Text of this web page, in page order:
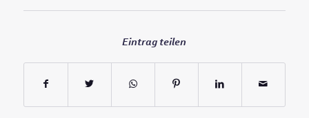
Eintrag teilen